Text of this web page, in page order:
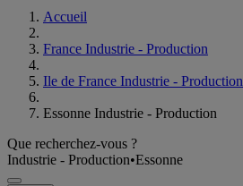
Accueil
France Industrie - Production
Ile de France Industrie - Production
Essonne Industrie - Production
Que recherchez-vous ?
Industrie - Production•Essonne